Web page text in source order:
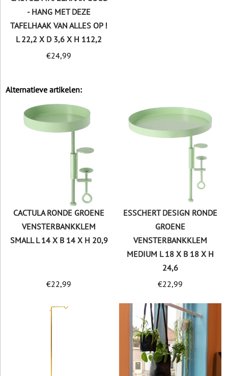
- HANG MET DEZE
TAFELHAAK VAN ALLES OP !
L 22,2 X D 3,6 X H 112,2
€24,99
Alternatieve artikelen:
CACTULA RONDE GROENE
VENSTERBANKKLEM
SMALL L 14 X B 14 X H 20,9
€22,99
ESSCHERT DESIGN RONDE
GROENE
VENSTERBANKKLEM
MEDIUM L 18 X B 18 X H
24,6
€22,99